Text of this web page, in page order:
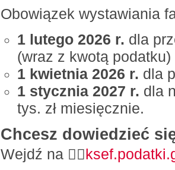
Obowiązek wystawiania
1 lutego 2026 r. dla
(wraz z kwotą podatku)
1 kwietnia 2026 r. dla
1 stycznia 2027 r. dla
tys. zł miesięcznie.
Chcesz dowiedzieć
Wejdź na 👉🏻